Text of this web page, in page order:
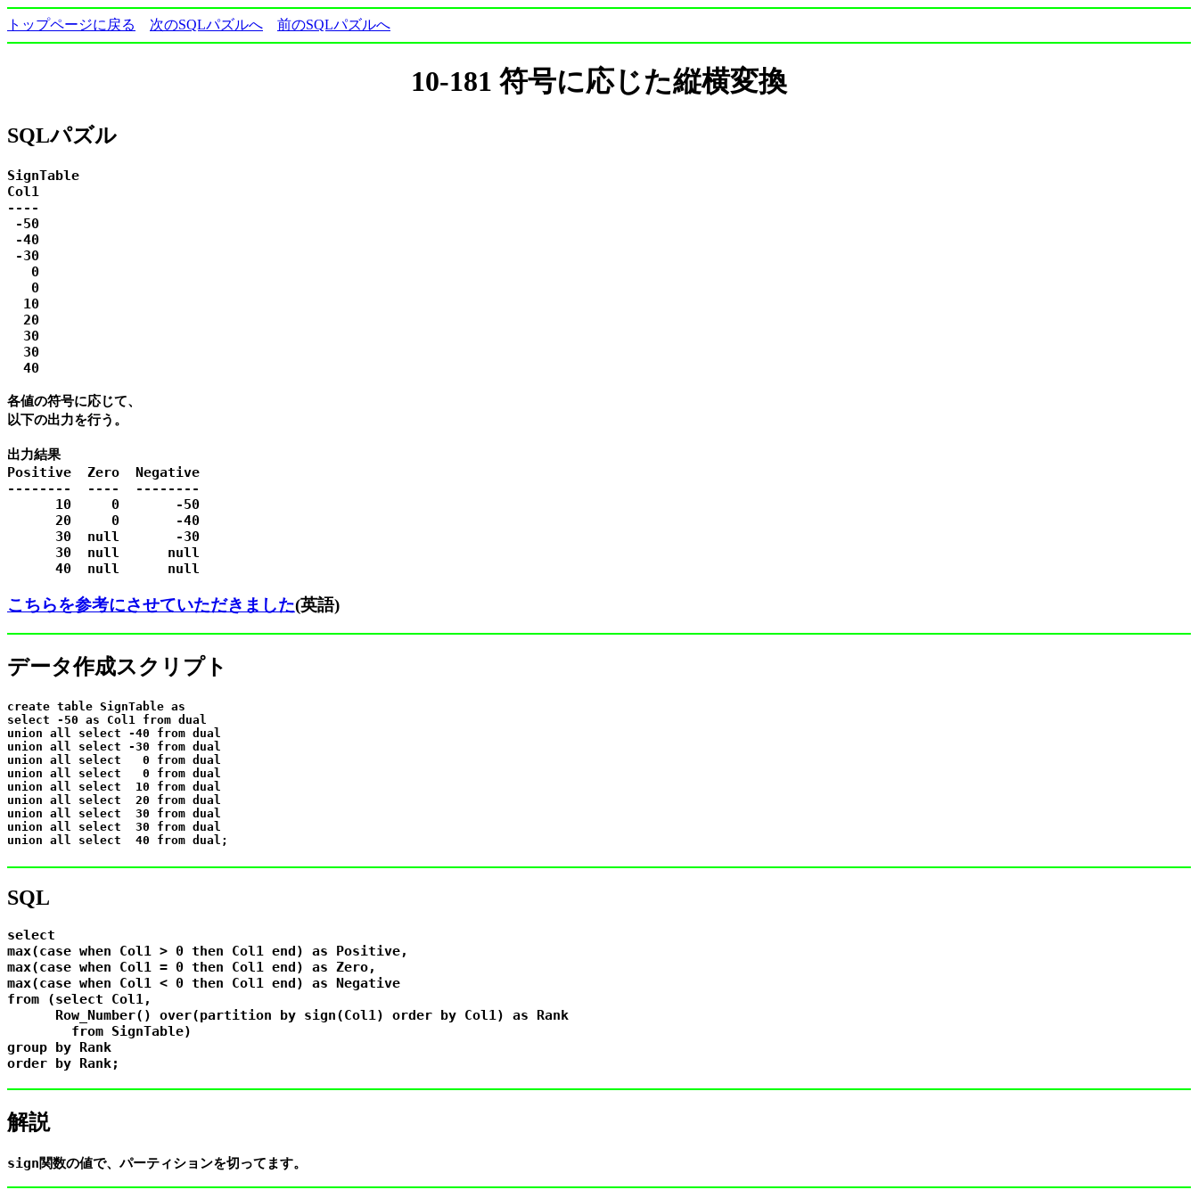
トップページに戻る 次のSQLパズルへ 前のSQLパズルへ
10-181 符号に応じた縦横変換
SQLパズル
SignTable
Col1
----
-50
-40
-30
   0
   0
  10
  20
  30
  30
  40
各値の符号に応じて、
以下の出力を行う。
出力結果
Positive  Zero  Negative
--------  ----  --------
      10     0       -50
      20     0       -40
      30  null       -30
      30  null      null
こちらを参考にさせていただきました(英語)
データ作成スクリプト
create table SignTable as
select -50 as Col1 from dual
union all select -40 from dual
union all select -30 from dual
union all select   0 from dual
union all select   0 from dual
union all select  10 from dual
union all select  20 from dual
union all select  30 from dual
union all select  30 from dual
SQL
select
max(case when Col1 > 0 then Col1 end) as Positive,
max(case when Col1 = 0 then Col1 end) as Zero,
max(case when Col1 < 0 then Col1 end) as Negative
from (select Col1,
      Row_Number() over(partition by sign(Col1) order by Col1) as Rank
        from SignTable)
group by Rank
解説